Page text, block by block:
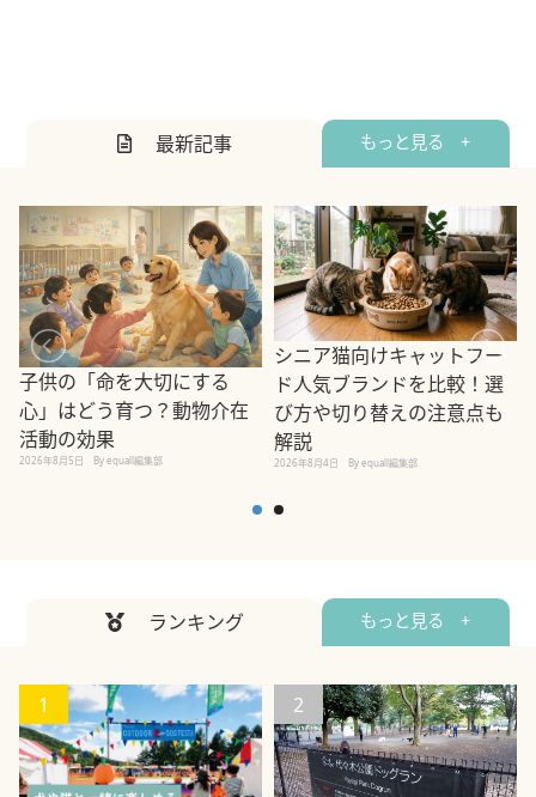
最新記事 もっと見る +
子供の「命を大切にする
心」はどう育つ？動物介在
活動の効果
2026年8月5日 By equall編集部
シニア猫向けキャットフー
ド人気ブランドを比較！選
び方や切り替えの注意点も
解説
2026年8月4日 By equall編集部
ランキング もっと見る +
1 2